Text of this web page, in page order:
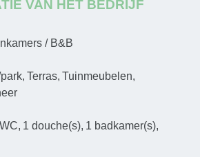
VAN HET BEDRIJF
/ B&B
Terras Tuinmeubelen
WC 1 douche(s) 1 badkamer(s)